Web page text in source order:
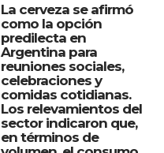
La cerveza se afirmó
como la opción
predilecta en
Argentina para
reuniones sociales,
celebraciones y
comidas cotidianas.
Los relevamientos del
sector indicaron que,
en términos de